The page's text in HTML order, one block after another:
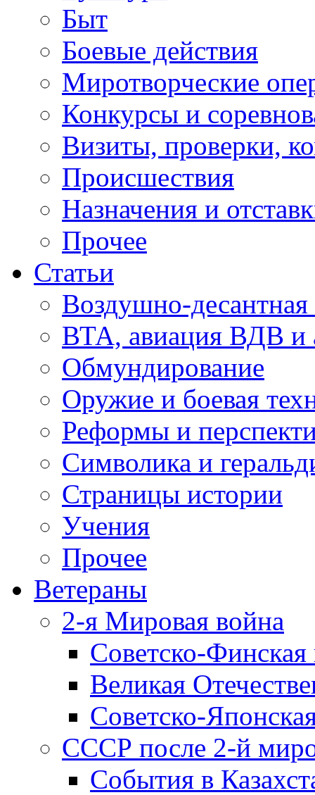
Быт
Боевые действия
Миротворческие
Конкурсы и
Визиты, проверки,
Происшествия
Назначения и
Прочее
Статьи
Воздушно-десантная
ВТА, авиация ВДВ и
Обмундирование
Оружие и боевая
Реформы и
Символика и
Страницы истории
Учения
Прочее
Ветераны
2-я Мировая война
Советско-
Великая
Советско-
СССР после 2-й
События в